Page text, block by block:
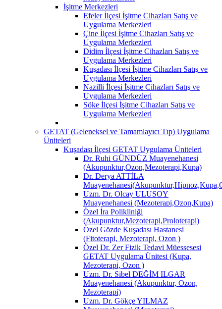
İşitme Merkezleri
Efeler İlçesi İşitme Cihazları Satış ve
Uygulama Merkezleri
Çine İlçesi İşitme Cihazları Satış ve
Uygulama Merkezleri
Didim İlçesi İşitme Cihazları Satış ve
Uygulama Merkezleri
Kuşadası İlçesi İşitme Cihazları Satış ve
Uygulama Merkezleri
Nazilli İlçesi İşitme Cihazları Satış ve
Uygulama Merkezleri
Söke İlçesi İşitme Cihazları Satış ve
Uygulama Merkezleri
GETAT (Geleneksel ve Tamamlayıcı Tıp) Uygulama
Üniteleri
Kuşadası İlçesi GETAT Uygulama Üniteleri
Dr. Ruhi GÜNDÜZ Muayenehanesi
(Akupunktur,Ozon,Mezoterapi,Kupa)
Dr. Derya ATTİLA
Uzm. Dr. Olcay ULUSOY
Muayenehanesi (Mezoterapi,Ozon,Kupa)
Özel İra Polikliniği
(Akupunktur,Mezoterapi,Proloterapi)
Özel Gözde Kuşadası Hastanesi
(Fitoterapi, Mezoterapi, Ozon )
Özel Dr. Zer Fizik Tedavi Müessesesi
GETAT Uygulama Ünitesi (Kupa,
Mezoterapi, Ozon )
Uzm. Dr. Sibel DEĞİM ILGAR
Muayenehanesi (Akupunktur, Ozon,
Mezoterapi)
Uzm. Dr. Gökçe YILMAZ